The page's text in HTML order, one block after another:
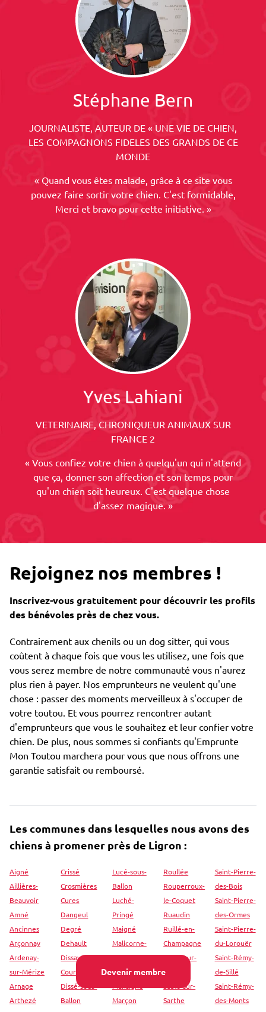
Devenir membre
Stéphane Bern
JOURNALISTE, AUTEUR DE « UNE VIE DE CHIEN,
LES COMPAGNONS FIDELES DES GRANDS DE CE
MONDE
« Quand vous êtes malade, grâce à ce site vous
pouvez faire sortir votre chien. C'est formidable,
Merci et bravo pour cette initiative. »
Yves Lahiani
VETERINAIRE, CHRONIQUEUR ANIMAUX SUR
FRANCE 2
« Vous confiez votre chien à quelqu'un qui n'attend
que ça, donner son affection et son temps pour
qu'un chien soit heureux. C'est quelque chose
d'assez magique. »
Rejoignez nos membres !
Inscrivez-vous gratuitement pour découvrir les profils
des bénévoles près de chez vous.
Contrairement aux chenils ou un dog sitter, qui vous
coûtent à chaque fois que vous les utilisez, une fois que
vous serez membre de notre communauté vous n'aurez
plus rien à payer. Nos emprunteurs ne veulent qu'une
chose : passer des moments merveilleux à s'occuper de
votre toutou. Et vous pourrez rencontrer autant
d'emprunteurs que vous le souhaitez et leur confier votre
chien. De plus, nous sommes si confiants qu'Emprunte
Mon Toutou marchera pour vous que nous offrons une
garantie satisfait ou remboursé.
Les communes dans lesquelles nous avons des
chiens à promener près de Ligron :
Aigné
Aillières-
Beauvoir
Amné
Ancinnes
Arçonnay
Ardenay-
sur-Mérize
Arnage
Arthezé
Crissé
Crosmières
Cures
Dangeul
Degré
Dehault
Dissay-sous-
Courcillon
Dissé-sous-
Ballon
Lucé-sous-
Ballon
Luché-
Pringé
Maigné
Malicorne-
sur-Sarthe
Mamers
Marçon
Roullée
Rouperroux-
le-Coquet
Ruaudin
Ruillé-en-
Champagne
Ruillé-sur-
Loir
Sablé-sur-
Sarthe
Saint-Pierre-
des-Bois
Saint-Pierre-
des-Ormes
Saint-Pierre-
du-Lorouër
Saint-Rémy-
de-Sillé
Saint-Rémy-
des-Monts